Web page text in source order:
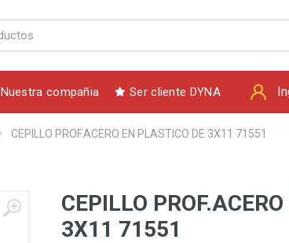
Nuestra compañia Ser cliente DYNA
CEPILLO PROF.ACERO EN PLASTICO DE 3X11 71551
CEPILLO
3X11 71551